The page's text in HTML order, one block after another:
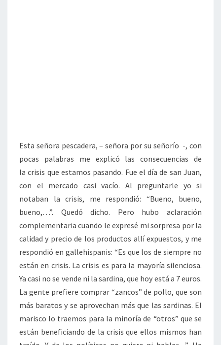
Esta señora pescadera, – señora por su señorío -, con
pocas palabras me explicó las consecuencias de
la crisis que estamos pasando. Fue el día de san Juan,
con el mercado casi vacío. Al preguntarle yo si
notaban la crisis, me respondió: “Bueno, bueno,
bueno,…”. Quedó dicho. Pero hubo aclaración
complementaria cuando le expresé mi sorpresa por la
calidad y precio de los productos allí expuestos, y me
respondió en gallehispanis: “Es que los de siempre no
están en crisis. La crisis es para la mayoría silenciosa.
Ya casi no se vende ni la sardina, que hoy está a 7 euros.
La gente prefiere comprar “zancos” de pollo, que son
más baratos y se aprovechan más que las sardinas. El
marisco lo traemos para la minoría de “otros” que se
están beneficiando de la crisis que ellos mismos han